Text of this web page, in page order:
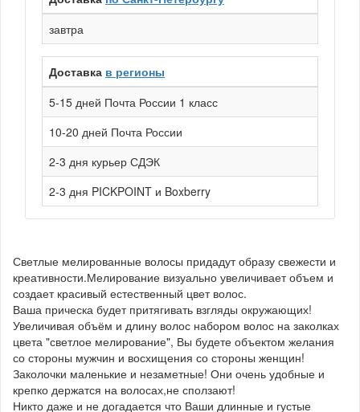
завтра
Доставка в регионы
5-15 дней Почта России 1 класс
10-20 дней Почта России
2-3 дня курьер СДЭК
2-3 дня PICKPOINT и Boxberry
Светлые мелированные волосы придадут образу свежести и
креативности.Мелирование визуально увеличивает объем и
создает красивый естественный цвет волос.
Ваша прическа будет притягивать взгляды окружающих!
Увеличивая объём и длину волос набором волос на заколках
цвета "светлое мелирование", Вы будете объектом желания
со стороны мужчин и восхищения со стороны женщин!
Заколочки маленькие и незаметные! Они очень удобные и
крепко держатся на волосах,не сползают!
Никто даже и не догадается что Ваши длинные и густые